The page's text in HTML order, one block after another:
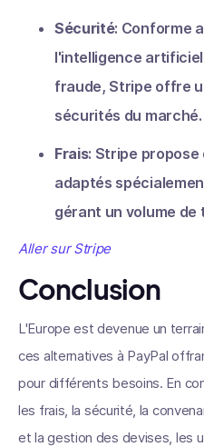
Sécurité: Conforme
l'intelligence
fraude, Stripe offre
sécurités du marché.
Frais: Stripe
adaptés
gérant un volume
Aller sur Stripe
Conclusion
L'Europe est devenue un
ces alternatives à PayPal
pour différents besoins. En
les frais, la sécurité, la
et la gestion des devises, les